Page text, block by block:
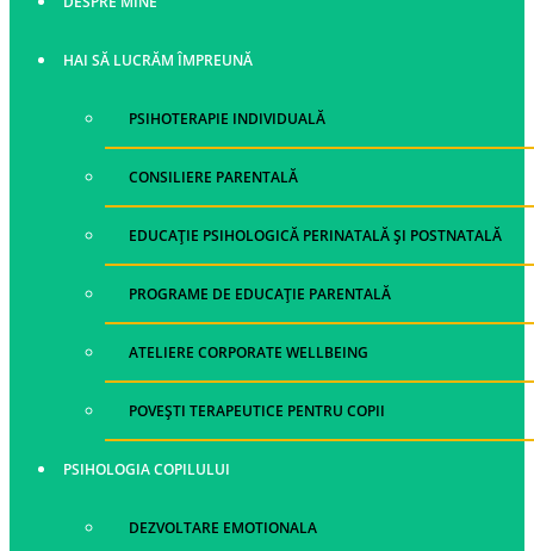
HAI SĂ LUCRĂM ÎMPREUNĂ
PSIHOTERAPIE INDIVIDUALĂ
CONSILIERE PARENTALĂ
EDUCAȚIE PSIHOLOGICĂ PERINATALĂ ȘI POSTNATALĂ
PROGRAME DE EDUCAȚIE PARENTALĂ
ATELIERE CORPORATE WELLBEING
POVEȘTI TERAPEUTICE PENTRU COPII
PSIHOLOGIA COPILULUI
DEZVOLTARE EMOTIONALA